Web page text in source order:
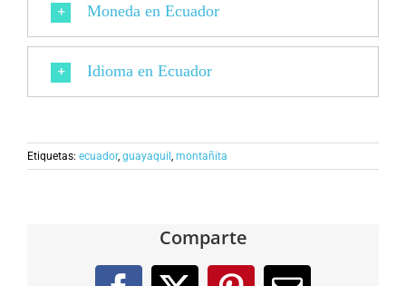
Moneda en Ecuador
Idioma en Ecuador
Etiquetas: ecuador, guayaquil montañita
Comparte